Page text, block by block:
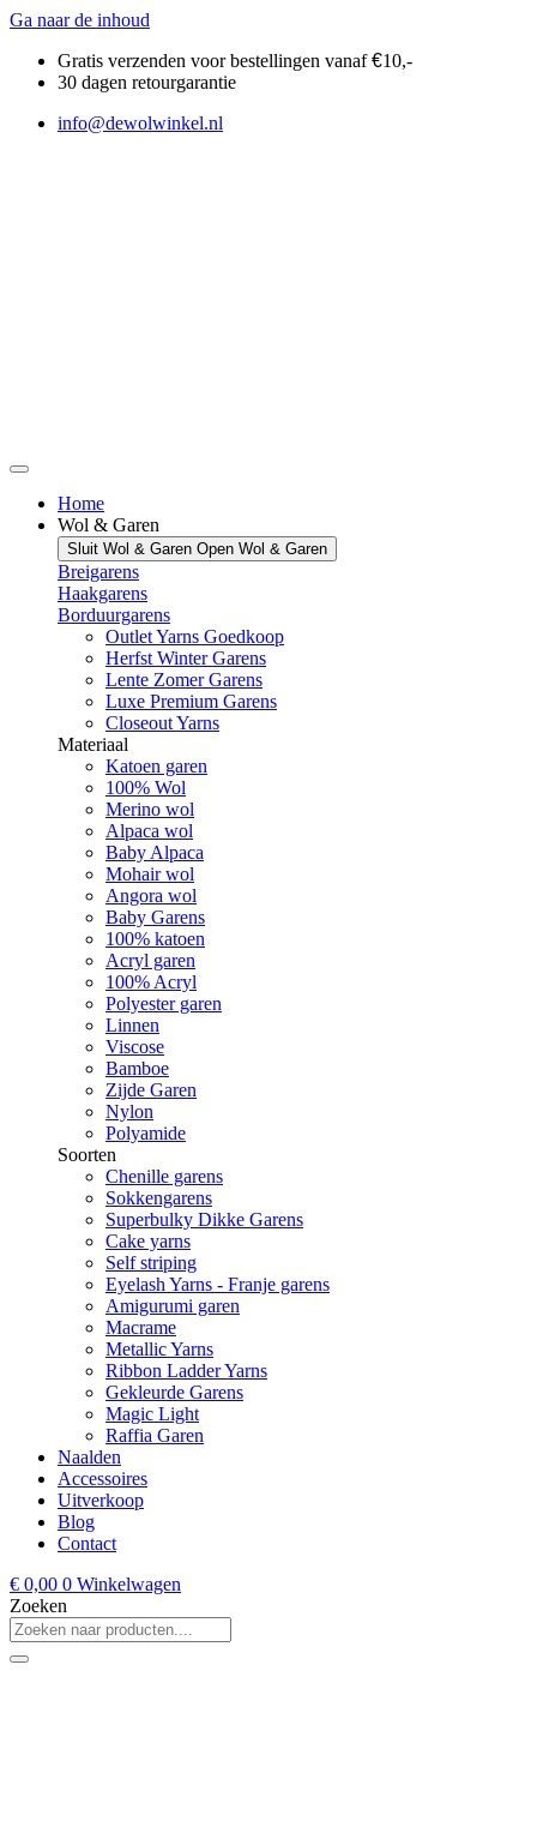
Ga naar de inhoud
Gratis verzenden voor bestellingen vanaf€10,-
30 dagen retourgarantie
info@dewolwinkel.nl
Home
Wol & Garen
Sluit Wol & Garen Open Wol & Garen
Breigarens
Haakgarens
Borduurgarens
Outlet Yarns Goedkoop
Herfst Winter Garens
Lente Zomer Garens
Luxe Premium Garens
Closeout Yarns
Materiaal
Katoen garen
100% Wol
Merino wol
Alpaca wol
Baby Alpaca
Mohair wol
Angora wol
Baby Garens
100% katoen
Acryl garen
100% Acryl
Polyester garen
Linnen
Viscose
Bamboe
Zijde Garen
Nylon
Polyamide
Soorten
Chenille garens
Sokkengarens
Superbulky Dikke Garens
Cake yarns
Self striping
Eyelash Yarns - Franje garens
Amigurumi garen
Macrame
Metallic Yarns
Ribbon Ladder Yarns
Gekleurde Garens
Magic Light
Raffia Garen
Naalden
Accessoires
Uitverkoop
Blog
Contact
€ 0,00 0 Winkelwagen
Zoeken